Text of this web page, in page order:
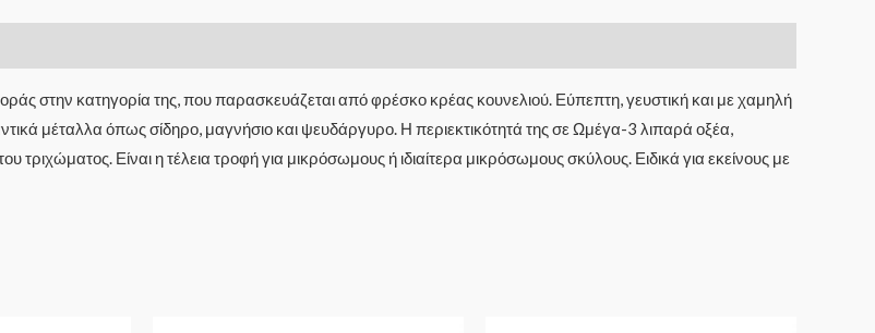
στην κατηγορία της, που παρασκευάζεται από φρέσκο κρέας κουνελιού. Εύπεπτη, γευστική και με χαμηλή
μέταλλα όπως σίδηρο, μαγνήσιο και ψευδάργυρο. Η περιεκτικότητά της σε Ωμέγα-3 λιπαρά οξέα,
τριχώματος. Είναι η τέλεια τροφή για μικρόσωμους ή ιδιαίτερα μικρόσωμους σκύλους. Ειδικά για εκείνους με